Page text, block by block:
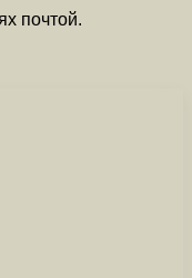
почтой.